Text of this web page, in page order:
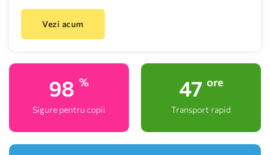
Vezi acum
100 %
Sigure pentru copii
48 ore
Transport rapid